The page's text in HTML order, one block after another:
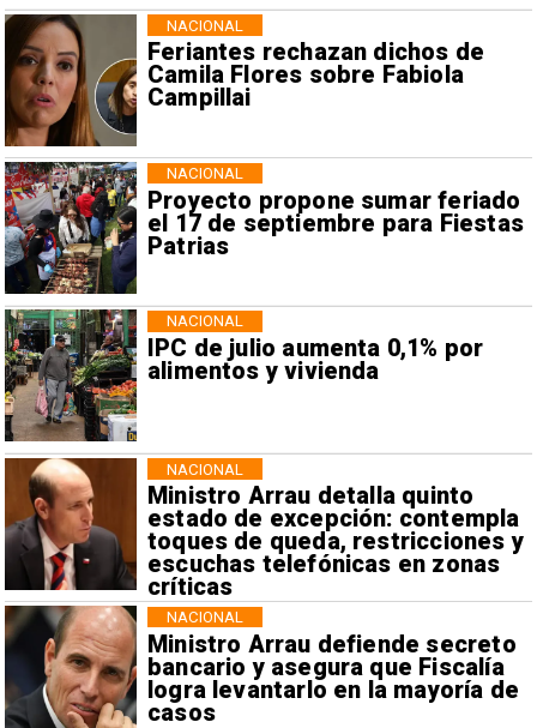
Feriantes rechazan dichos de
Camila Flores sobre Fabiola
Campillai
NACIONAL
Proyecto propone sumar feriado
el 17 de septiembre para Fiestas
Patrias
NACIONAL
IPC de julio aumenta 0,1% por
alimentos y vivienda
NACIONAL
Ministro Arrau detalla quinto
estado de excepción: contempla
toques de queda, restricciones y
escuchas telefónicas en zonas
críticas
NACIONAL
Ministro Arrau defiende secreto
bancario y asegura que Fiscalía
logra levantarlo en la mayoría de
casos
NACIONAL